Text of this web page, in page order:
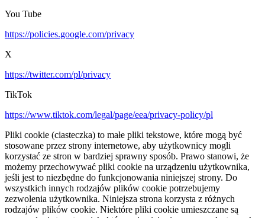
You Tube
https://policies.google.com/privacy
X
https://twitter.com/pl/privacy
TikTok
https://www.tiktok.com/legal/page/eea/privacy-policy/pl
Pliki cookie (ciasteczka) to małe pliki tekstowe, które mogą być
stosowane przez strony internetowe, aby użytkownicy mogli
korzystać ze stron w bardziej sprawny sposób. Prawo stanowi, że
możemy przechowywać pliki cookie na urządzeniu użytkownika,
jeśli jest to niezbędne do funkcjonowania niniejszej strony. Do
wszystkich innych rodzajów plików cookie potrzebujemy
zezwolenia użytkownika. Niniejsza strona korzysta z różnych
rodzajów plików cookie. Niektóre pliki cookie umieszczane są